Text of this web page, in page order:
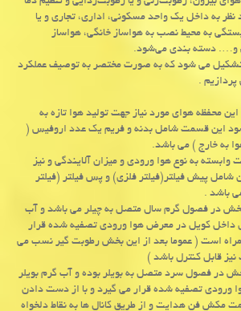
نظر به داخل یک واحد مسکونی، اداری، تجاری و یا
به محیط نصب به هواساز خانگی، هواساز
و…. دسته بندی می‌شود.
اصلی تشکیل می شود که به صورت مختصر به توصیف عملکرد
.
محفظه هوای مورد نیاز جهت تولید هوا تازه به
این قسمت شامل بدنه و فریم یک عدد اروفیس (
به خارج ) می باشد.
به نوع هوا ورودی و میزان آلایندگی و نیز
شامل پیش فیلتر(فیلتر فلزی) و پس فیلتر (فیلتر
باشد .
در فصول گرم سال متصل به چیلر می باشد و آب
داخل کویل در معرض هوا ورودی تصفیه شده قرار
است ( عموما بعد از این بخش رطوبت گیر نسب می
قابل کنترل باشد )
در فصول سرد متصل به بویلر بوده و آب گرم بویلر
ورودی تصفیه شده قرار می گیرد و با از دست دادن
مکش فن هدایت و از طریق کانال ها به نقاط دلخواه